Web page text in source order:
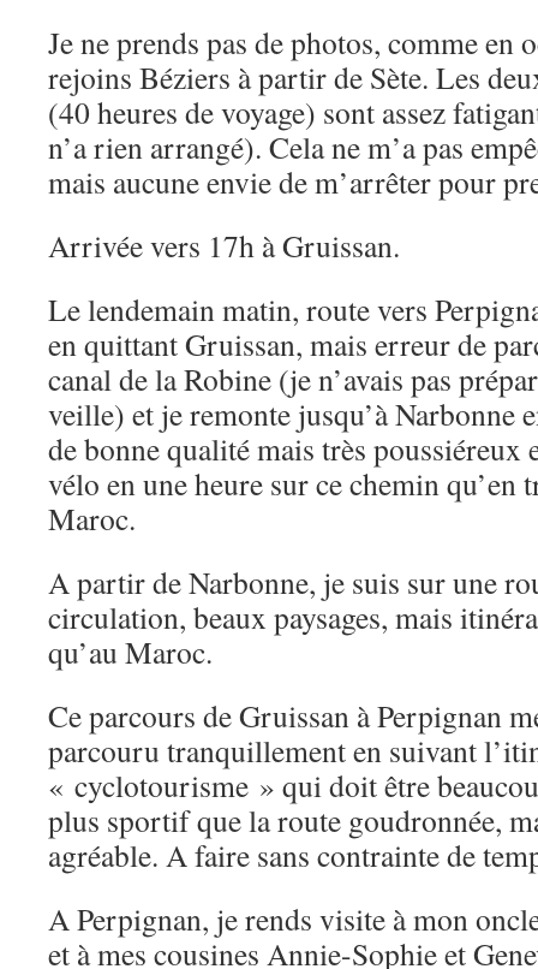
Je ne prends pas de photos, comme en
rejoins Béziers à partir de Sète. Les
(40 heures de voyage) sont assez
n’a rien arrangé). Cela ne m’a pas
mais aucune envie de m’arrêter pour
Arrivée vers 17h à Gruissan.
Le lendemain matin, route vers
en quittant Gruissan, mais erreur de
canal de la Robine (je n’avais pas
veille) et je remonte jusqu’à Narbonne
de bonne qualité mais très poussiéreux
vélo en une heure sur ce chemin qu’en
Maroc.
A partir de Narbonne, je suis sur une
circulation, beaux paysages, mais
qu’au Maroc.
Ce parcours de Gruissan à Perpignan
parcouru tranquillement en suivant
« cyclotourisme » qui doit être
plus sportif que la route goudronnée,
agréable. A faire sans contrainte de
A Perpignan, je rends visite à mon
et à mes cousines Annie-Sophie et